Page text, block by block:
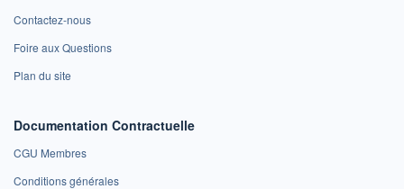
Contactez-nous
Foire aux Questions
Plan du site
Documentation Contractuelle
CGU Membres
Conditions générales